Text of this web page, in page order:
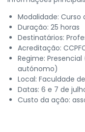
Modalidade: Curso
Duração: 25 horas
Destinatários:
Acreditação:
Regime:
autónomo)
Local: Faculdade
Datas: 6 e 7 de
Custo da ação: